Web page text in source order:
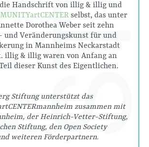
Handschrift von illig & illig und
selbst, das unter
Dorothea Weber seit zehn
und Veränderungskunst für und
in Mannheims Neckarstadt
illig & illig waren von Anfang an
dieser Kunst des Eigentlichen.
Stiftung unterstützt das
zusammen mit
der Heinrich-Vetter-Stiftung,
Stiftung, den Open Society
weiteren Förderpartnern.